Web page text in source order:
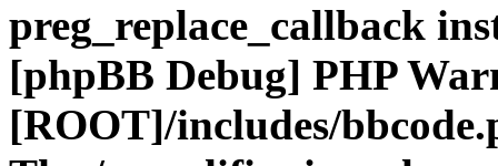
preg_replace_callback
[phpBB Debug] PHP
[ROOT]/includes/